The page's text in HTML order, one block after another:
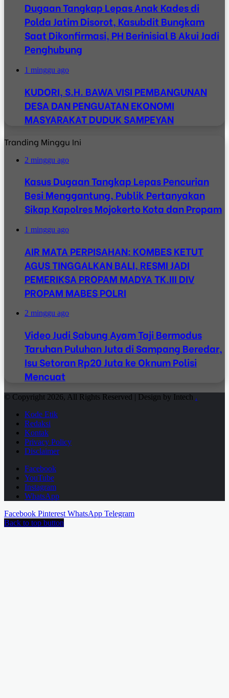
Dugaan Tangkap Lepas Anak Kades di
Polda Jatim Disorot, Kasubdit Bungkam
Saat Dikonfirmasi, PH Berinisial B Akui Jadi
Penghubung
1 minggu ago
KUDORI, S.H. BAWA VISI PEMBANGUNAN
DESA DAN PENGUATAN EKONOMI
MASYARAKAT DUDUK SAMPEYAN
Tranding Minggu Ini
2 minggu ago
Kasus Dugaan Tangkap Lepas Pencurian
Besi Menggantung, Publik Pertanyakan
Sikap Kapolres Mojokerto Kota dan Propam
1 minggu ago
AIR MATA PERPISAHAN: KOMBES KETUT
AGUS TINGGALKAN BALI, RESMI JADI
PEMERIKSA PROPAM MADYA TK.III DIV
PROPAM MABES POLRI
2 minggu ago
Video Judi Sabung Ayam Taji Bermodus
Taruhan Puluhan Juta di Sampang Beredar,
Isu Setoran Rp20 Juta ke Oknum Polisi
Mencuat
© Copyright 2026, All Rights Reserved | Design by Intech .
Kode Etik
Redaksi
Kontak
Privacy Policy
Disclaimer
Facebook
YouTube
Instagram
WhatsApp
Facebook Pinterest WhatsApp Telegram
Back to top button